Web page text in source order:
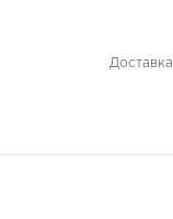
Доставка